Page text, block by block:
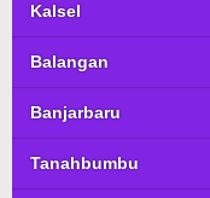
Kalsel
Balangan
Banjarbaru
Tanahbumbu